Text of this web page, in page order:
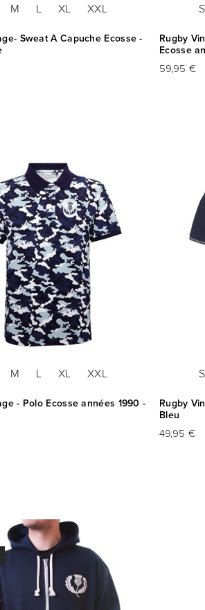
M L XL XXL
Sweat A Capuche Ecosse -
S
Rugby
Ecosse
59,95 €
M L XL XXL
- Polo Ecosse années 1990 -
S
Rugby
Bleu
49,95 €